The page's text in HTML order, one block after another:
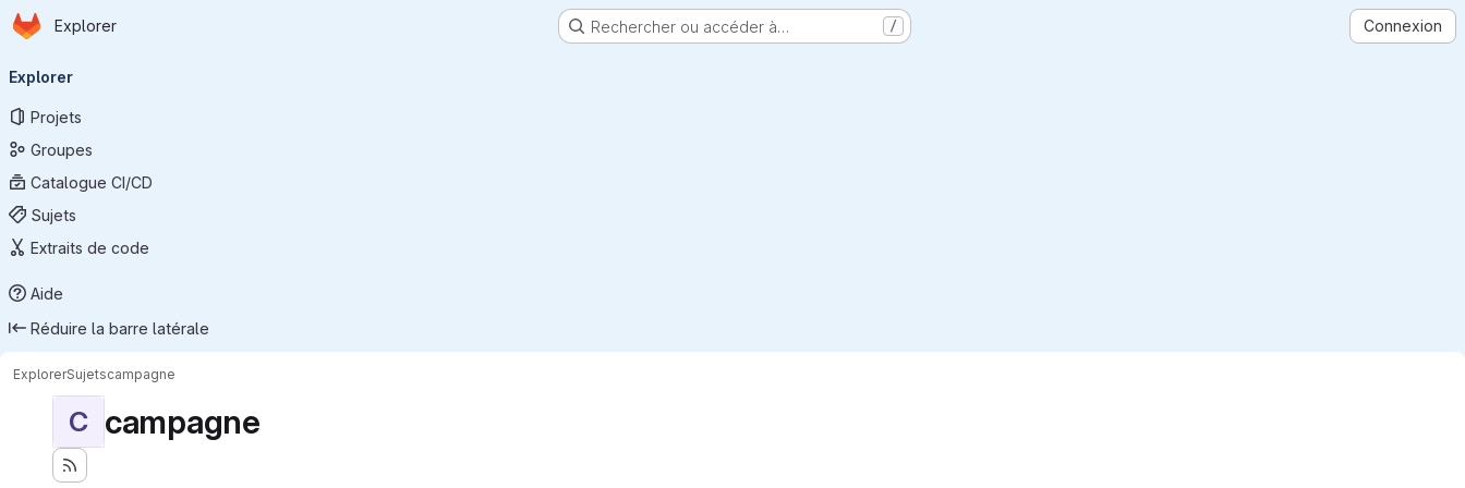
Passer au contenu principal
Page d'accueil
Explorer Rechercher ou accéder à… / Connexion
principale
Explorer
Projets
Groupes
Catalogue CI/CD
Sujets
Extraits de code
Aide
Réduire la barre latérale
ExplorerSujetscampagne
C campagne